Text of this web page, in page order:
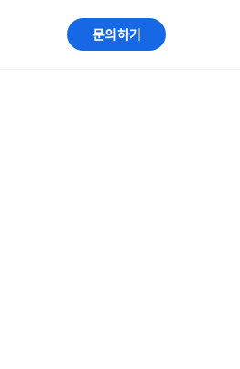
문의하기